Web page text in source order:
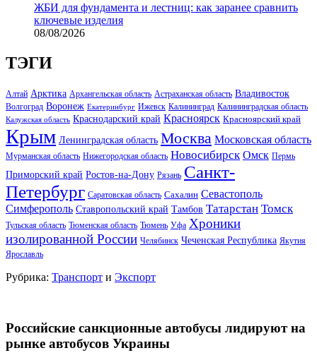
ЖБИ для фундамента и лестниц: как заранее сравнить
ключевые изделия
08/08/2026
ТЭГИ
Алтай Арктика Архангельская область Астраханская область Владивосток
Волгоград Воронеж Екатеринбург Ижевск Калининград Калининградская область
Калужская область Краснодарский край Красноярск Красноярский край
Крым Ленинградская область Москва Московская область
Мурманская область Нижегородская область Новосибирск Омск Пермь
Приморский край Ростов-на-Дону Рязань Санкт-
Петербург Саратовская область Сахалин Севастополь
Симферополь Ставропольский край Тамбов Татарстан Томск
Тульская область Тюменская область Тюмень Уфа Хроники
изолированной России Челябинск Чеченская Республика Якутия
Ярославль
Рубрика: Транспорт и Экспорт
Российские санкционные автобусы лидируют на
рынке автобусов Украины